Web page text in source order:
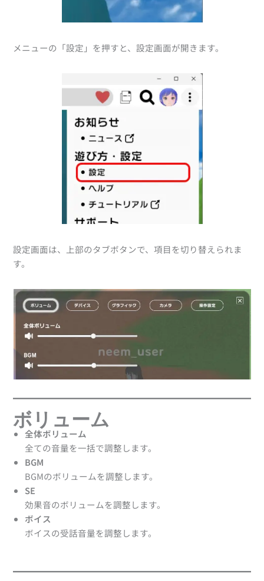
メニューの「設定」を押すと、設定画面が開きます。
設定画面は、上部のタブボタンで、項目を切り替えられま
す。
ボリューム
全体ボリューム
全ての音量を一括で調整します。
BGM
BGMのボリュームを調整します。
SE
効果音のボリュームを調整します。
ボイス
ボイスの受話音量を調整します。